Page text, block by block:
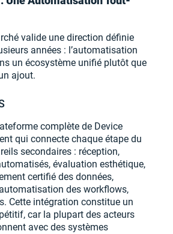
valide une direction définie
années : l’automatisation
un écosystème unifié plutôt que
ajout.
complète de Device
qui connecte chaque étape du
secondaires : réception,
évaluation esthétique,
certifié des données,
des workflows,
Cette intégration constitue un
car la plupart des acteurs
avec des systèmes